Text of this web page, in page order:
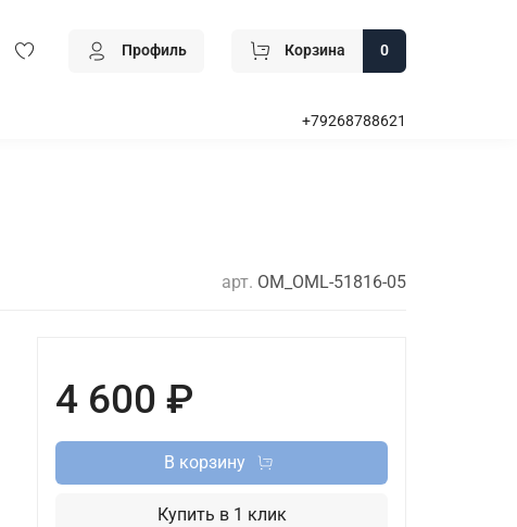
Профиль Корзина 0
+79268788621
арт. OM_OML-51816-05
4 600 ₽
В корзину
Купить в 1 клик